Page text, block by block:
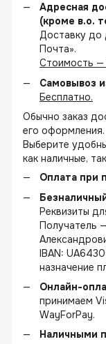
Адресная
(кроме в.о.
Доставку до
Почта».
Стоимость —
Самовывоз
Бесплатно.
Обычно заказ
его оформления.
Выберите
как наличные,
Оплата при
Реквизиты
Получатель
IBAN:
назначение
Онлайн-
принимаем
WayForPay.
Наличными